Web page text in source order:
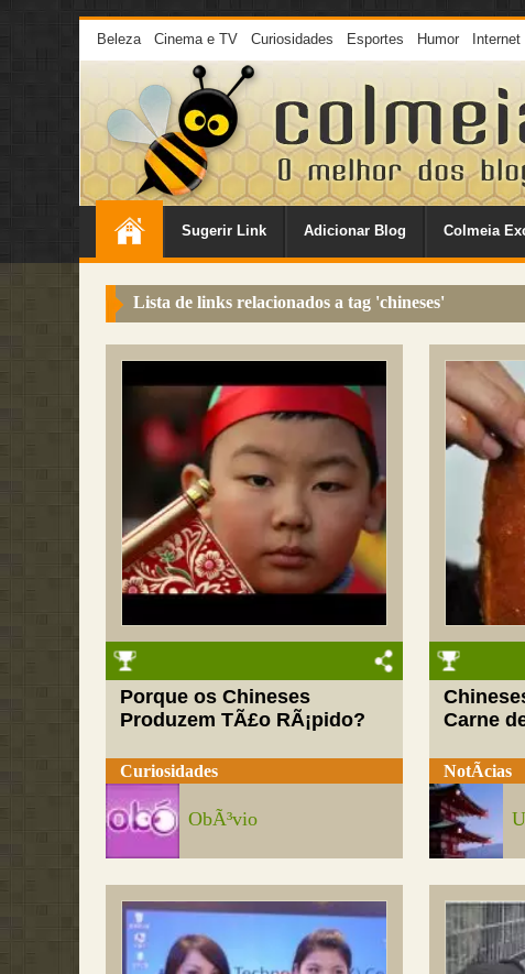
Beleza Cinema e TV Curiosidades Esportes Humor Internet
Sugerir Link Adicionar Blog Colmeia
Lista de links relacionados a tag 'chineses'
Porque os Chineses
Produzem TÃ£o RÃ¡pido?
Curiosidades
ObÃ³vio
Carne
NotÃ­cias